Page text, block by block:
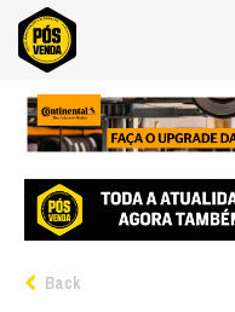
Back